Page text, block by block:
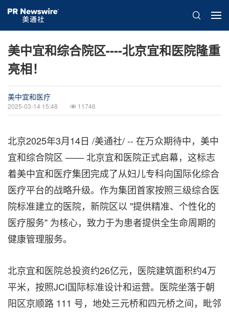
美中宜和综合院区----北京宜和医院隆重
亮相！
美中宜和医疗
2025-03-14 15:48 11746
北京2025年3月14日 /美通社/ -- 在万众期待中，美中
宜和综合院区 —— 北京宜和医院正式启幕，这标志
着美中宜和医疗集团完成了从妇儿专科向国际化综合
医疗平台的战略升级。作为集团首家按照三级综合医
院标准建立的医院，新院区以 "提供精准、个性化的
医疗服务" 为核心，致力于为患者提供全生命周期的
健康管理服务。
北京宜和医院总投资约26亿元，医院建筑面积约4万
平米，按照JCI国际标准设计和运营。医院坐落于朝
阳区京顺路 111 号，地处三元桥和四元桥之间，毗邻